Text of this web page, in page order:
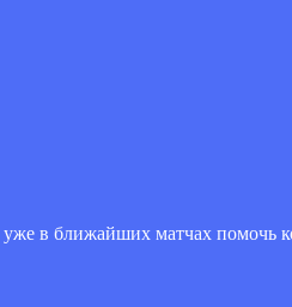
в ближайших матчах помочь